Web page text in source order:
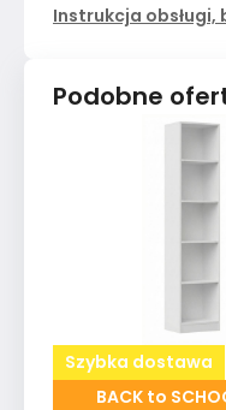
Instrukcja
Podobne
Szybka dostawa
BACK to